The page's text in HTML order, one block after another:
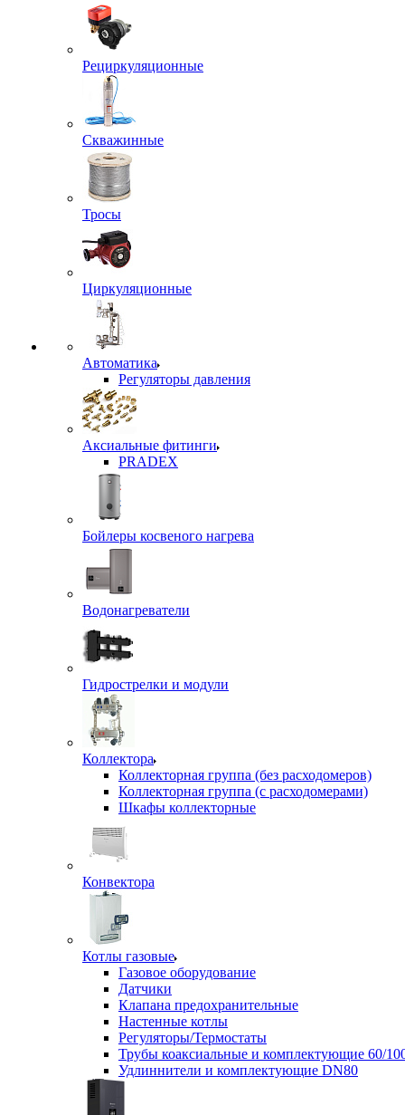
Рециркуляционные
Скважинные
Тросы
Циркуляционные
Автоматика
Регуляторы давления
Аксиальные фитинги
PRADEX
Бойлеры косвеного нагрева
Водонагреватели
Гидрострелки и модули
Коллектора
Коллекторная группа (без расходомеров)
Коллекторная группа (с расходомерами)
Шкафы коллекторные
Конвектора
Котлы газовые
Газовое оборудование
Датчики
Клапана предохранительные
Настенные котлы
Регуляторы/Термостаты
Трубы коаксиальные и комплектующие 60/
Удлиннители и комплектующие DN80